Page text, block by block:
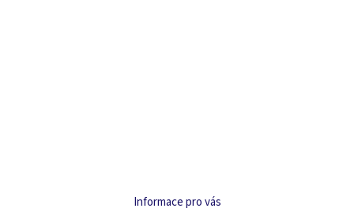
Informace pro vás